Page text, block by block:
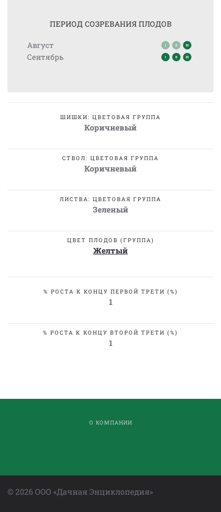
ПЕРИОД СОЗРЕВАНИЯ ПЛОДОВ
Август
Сентябрь
ШИШКИ: ЦВЕТОВАЯ ГРУППА
Коричневый
СТВОЛ: ЦВЕТОВАЯ ГРУППА
Коричневый
ЛИСТВА: ЦВЕТОВАЯ ГРУППА
Зеленый
ЦВЕТ ПЛОДОВ (ГРУППА)
Желтый
% РОСТА К КОНЦУ ПЕРВОЙ ТРЕТИ (%)
1
% РОСТА К КОНЦУ ВТОРОЙ ТРЕТИ (%)
1
О КОМПАНИИ
©2026 ООО «Дачная Энциклопедия»